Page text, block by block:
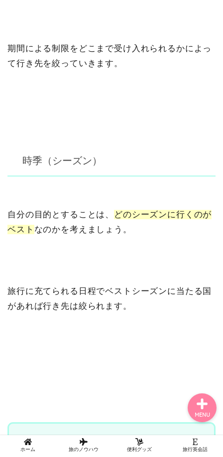
期間による制限をどこまで受け入れられるかによっ
て行き先を絞っていきます。
時季（シーズン）
自分の目的とすることは、
どのシーズンに行くのが
ベスト なのかを考えましょう。
旅行に充てられる日程でベストシーズンに当たる国
があれば行き先は絞られます。
まとめ
ホーム 旅のノウハウ 便利グッズ 旅行英会話
MENU
アジア（Asia）